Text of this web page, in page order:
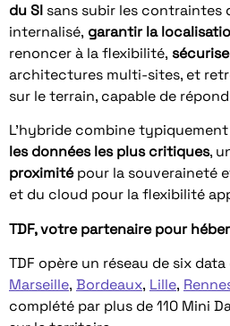
du SI sans subir les contraintes
internalisé, garantir la
renoncer à la flexibilité,
architectures multi-sites, et
sur le terrain, capable de
L’hybride combine typiquement
les données les plus critiques,
proximitépour la souveraineté
et du cloud pour la flexibilité
TDF, votre partenaire pour
TDF opère un réseau de six
Marseille, Bordeaux, Lille,
complété par plus de 110 Mini